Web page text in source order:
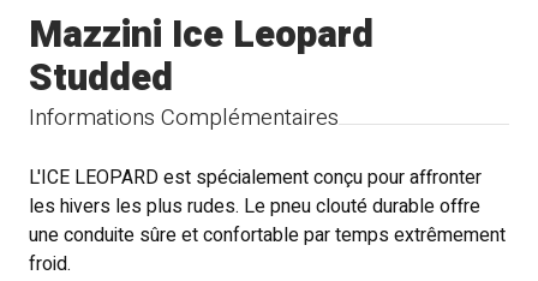
Informations Complémentaires
Mazzini Ice Leopard
Studded
L'ICE LEOPARD est spécialement conçu pour affronter
les hivers les plus rudes. Le pneu clouté durable offre
une conduite sûre et confortable par temps extrêmement
froid.